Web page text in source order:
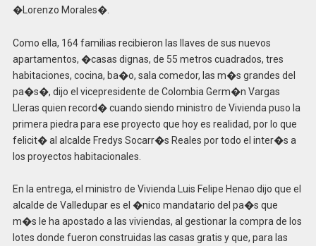
�Lorenzo Morales�.
Como ella, 164 familias recibieron las llaves de sus nuevos
apartamentos, �casas dignas, de 55 metros cuadrados, tres
habitaciones, cocina, ba�o, sala comedor, las m�s grandes del
pa�s�, dijo el vicepresidente de Colombia Germ�n Vargas
Lleras quien record� cuando siendo ministro de Vivienda puso la
primera piedra para ese proyecto que hoy es realidad, por lo que
felicit� al alcalde Fredys Socarr�s Reales por todo el inter�s a
los proyectos habitacionales.
En la entrega, el ministro de Vivienda Luis Felipe Henao dijo que el
alcalde de Valledupar es el �nico mandatario del pa�s que
m�s le ha apostado a las viviendas, al gestionar la compra de los
lotes donde fueron construidas las casas gratis y que, para las